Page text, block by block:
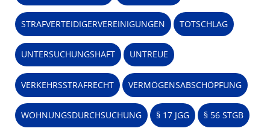
STRAFVERTEIDIGERVEREINIGUNGEN TOTSCHLAG
UNTERSUCHUNGSHAFT UNTREUE
VERKEHRSSTRAFRECHT VERMÖGENSABSCHÖPFUNG
WOHNUNGSDURCHSUCHUNG § 17 JGG § 56 STGB